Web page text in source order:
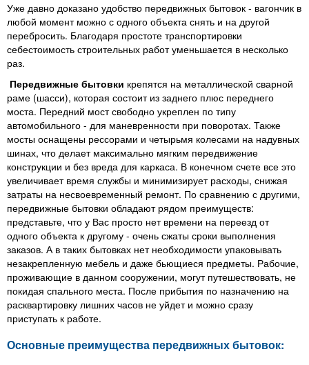
Уже давно доказано удобство передвижных бытовок - вагончик в
любой момент можно с одного объекта снять и на другой
перебросить. Благодаря простоте транспортировки
себестоимость строительных работ уменьшается в несколько
раз.
Передвижные бытовки крепятся на металлической сварной
раме (шасси), которая состоит из заднего плюс переднего
моста. Передний мост свободно укреплен по типу
автомобильного - для маневренности при поворотах. Также
мосты оснащены рессорами и четырьмя колесами на надувных
шинах, что делает максимально мягким передвижение
конструкции и без вреда для каркаса. В конечном счете все это
увеличивает время службы и минимизирует расходы, снижая
затраты на несвоевременный ремонт. По сравнению с другими,
передвижные бытовки обладают рядом преимуществ:
представьте, что у Вас просто нет времени на переезд от
одного объекта к другому - очень сжаты сроки выполнения
заказов. А в таких бытовках нет необходимости упаковывать
незакрепленную мебель и даже бьющиеся предметы. Рабочие,
проживающие в данном сооружении, могут путешествовать, не
покидая спального места. После прибытия по назначению на
расквартировку лишних часов не уйдет и можно сразу
приступать к работе.
Основные преимущества передвижных бытовок: